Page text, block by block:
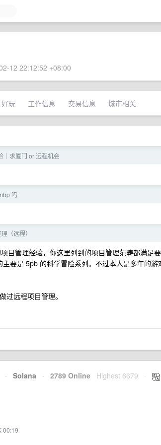
12 22:12:52 +08:00
好玩 工作信息 交易信息 城市相关
｜求厦门 or 远程机会
吗
（远程）
目管理经验，你这里列到的项目管理范畴都满足
要是 5pb 的科学冒险系列。不过本人是多年的游
远程项目管理。
· Solana · 2789 Online Highest 6679
00:19